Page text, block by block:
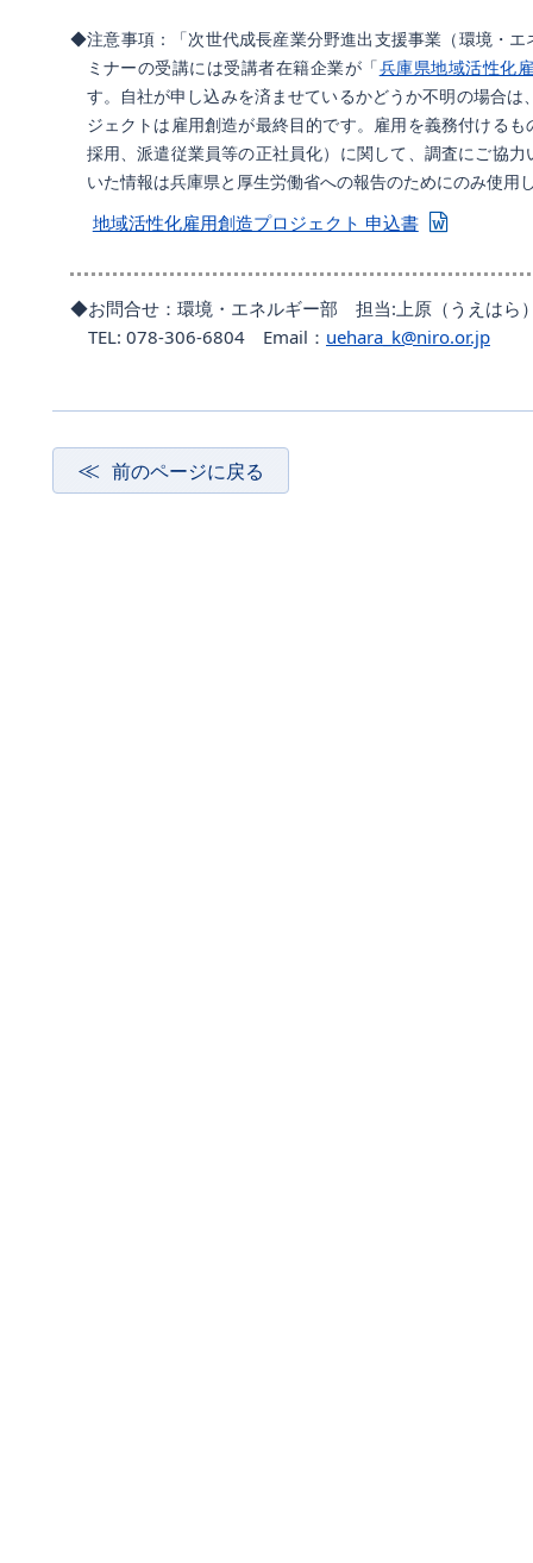
◆注意事項：「次世代成長産業分野進出支援事業（環境・
ミナーの受講には受講者在籍企業が「兵庫県地域活性化
す。自社が申し込みを済ませているかどうか不明の場合
ジェクトは雇用創造が最終目的です。雇用を義務付ける
採用、派遣従業員等の正社員化）に関して、調査にご協
いた情報は兵庫県と厚生労働省への報告のためにのみ使用
地域活性化雇用創造プロジェクト 申込書
◆お問合せ：環境・エネルギー部 担当:上原（うえはら
TEL: 078-306-6804 Email： uehara_k@niro.or.jp
前のページに戻る